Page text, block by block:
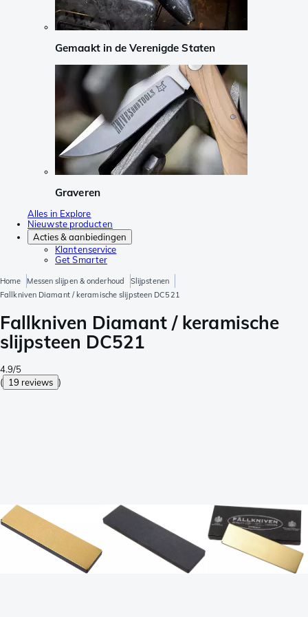
Gemaakt in de Verenigde Staten
Graveren
Alles in Explore
Nieuwste producten
Acties & aanbiedingen
Klantenservice
Get Smarter
Home Messen slijpen & onderhoud
Slijpstenen
Fallkniven Diamant / keramische slijpsteen DC521
Fallkniven Diamant / keramische
slijpsteen DC521
4.9/5
( 19 reviews )